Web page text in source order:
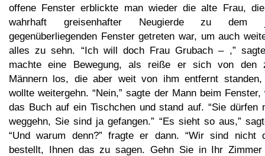
offene Fenster erblickte man wieder die alte Frau,
wahrhaft greisenhafter Neugierde zu dem
gegenüberliegenden Fenster getreten war, um auch
alles zu sehn. “Ich will doch Frau Grubach – ,”
machte eine Bewegung, als reiße er sich von den
Männern los, die aber weit von ihm entfernt standen,
wollte weitergehn. “Nein,” sagte der Mann beim Fenster,
das Buch auf ein Tischchen und stand auf. “Sie dürfen
weggehn, Sie sind ja gefangen.” “Es sieht so aus,”
“Und warum denn?” fragte er dann. “Wir sind nicht
bestellt, Ihnen das zu sagen. Gehn Sie in Ihr Zimmer